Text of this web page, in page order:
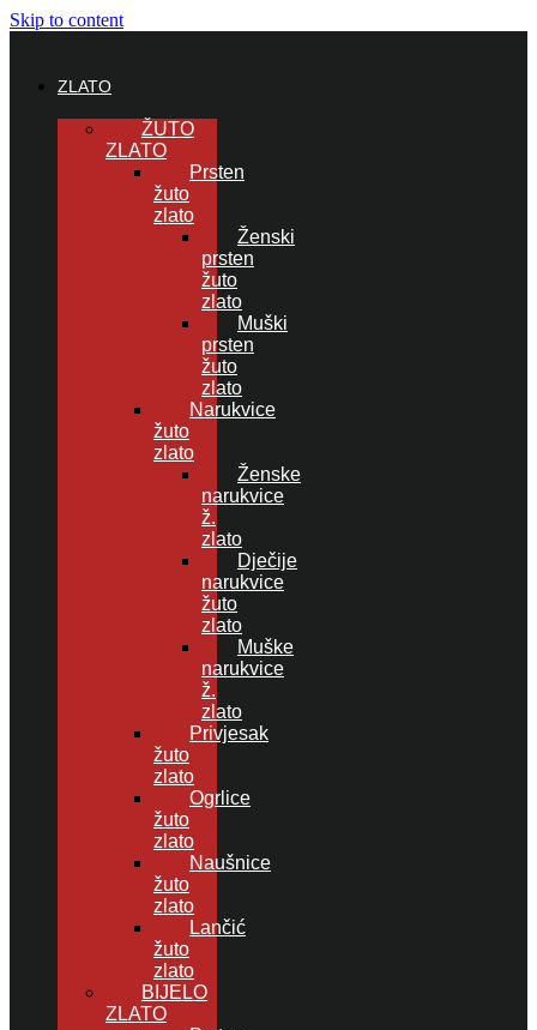
Skip to content
ZLATO
ŽUTO
ZLATO
Prsten
žuto
zlato
Ženski
prsten
žuto
zlato
Muški
prsten
žuto
zlato
Narukvice
žuto
zlato
Ženske
narukvice
ž.
zlato
Dječije
narukvice
žuto
zlato
Muške
narukvice
ž.
zlato
Privjesak
žuto
zlato
Ogrlice
žuto
zlato
Naušnice
žuto
zlato
Lančić
žuto
zlato
BIJELO
ZLATO